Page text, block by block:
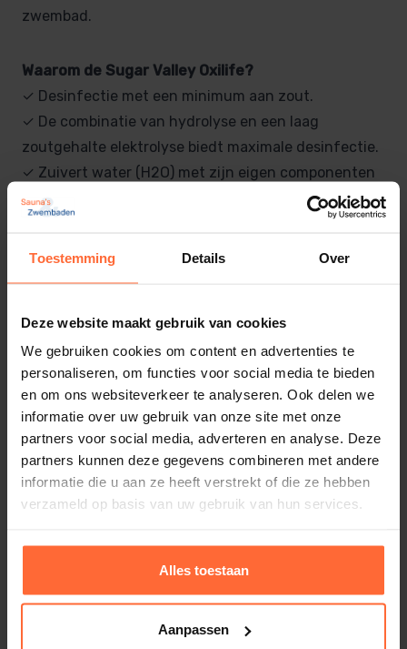
Toestemming Details Over
Deze website maakt gebruik van cookies
We gebruiken cookies om content en advertenties te
personaliseren, om functies voor social media te bieden
en om ons websiteverkeer te analyseren. Ook delen we
informatie over uw gebruik van onze site met onze
partners voor social media, adverteren en analyse. Deze
partners kunnen deze gegevens combineren met andere
informatie die u aan ze heeft verstrekt of die ze hebben
verzameld op basis van uw gebruik van hun services.
Alles toestaan
Aanpassen
zwembad.
Waarom de Sugar Valley Oxilife?
✓ Desinfectie met een minimum aan zout.
✓ De combinatie van hydrolyse en een laag
zoutgehalte elektrolyse biedt maximale desinfectie.
✓ Zuivert water (H2O) met zijn eigen componenten
H en O, met een minimale hoeveelheid chloor.
Wij bieden de Oxilife I los maar ook als mooi geprijsde
set.
Oxilife I Oxilife I als set
Geschreven door Dirk van Lierop
Laatst bijgewerkt op 12 juni 2026
Deel deze post